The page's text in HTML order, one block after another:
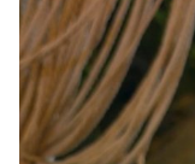
policista in